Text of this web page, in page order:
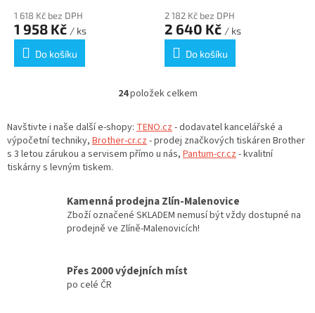
1 618 Kč bez DPH
1 958 Kč / ks
Do košíku
2 182 Kč bez DPH
2 640 Kč / ks
Do košíku
O
l
á
d
p
r
v
v
24položek celkem
Navštivte i naše další e-shopy: TENO.cz - dodavatel kancelářské a
výpočetní techniky, Brother-cr.cz - prodej značkových tiskáren Brother
s 3 letou zárukou a servisem přímo u nás, Pantum-cr.cz - kvalitní
tiskárny s levným tiskem.
Kamenná prodejna Zlín-Malenovice
Zboží označené SKLADEM nemusí být vždy dostupné na
prodejně ve Zlíně-Malenovicích!
Přes 2000 výdejních míst
po celé ČR